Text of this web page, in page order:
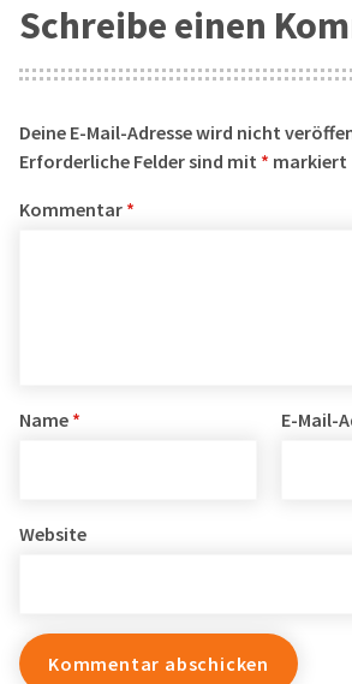
Schreibe einen
Deine E-Mail-Adresse wird nicht
Erforderliche Felder sind mit * markiert
Kommentar *
Name * E-Mail-
Website